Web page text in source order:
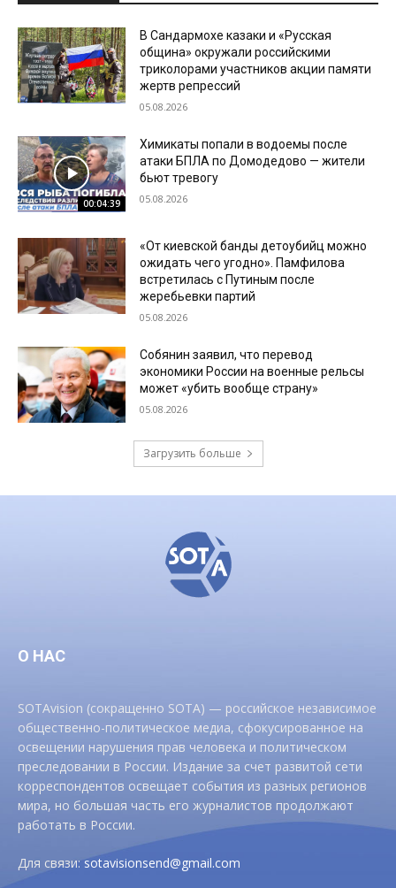
В Сандармохе казаки и «Русская
община» окружали российскими
триколорами участников акции памяти
жертв репрессий
05.08.2026
00:04:39
Химикаты попали в водоемы после
атаки БПЛА по Домодедово — жители
бьют тревогу
05.08.2026
«От киевской банды детоубийц можно
ожидать чего угодно». Памфилова
встретилась с Путиным после
жеребьевки партий
05.08.2026
Собянин заявил, что перевод
экономики России на военные рельсы
может «убить вообще страну»
05.08.2026
Загрузить больше
О НАС
SOTAvision (сокращенно SOTA) — российское независимое
общественно-политическое медиа, сфокусированное на
освещении нарушения прав человека и политическом
преследовании в России. Издание за счет развитой сети
корреспондентов освещает события из разных регионов
мира, но большая часть его журналистов продолжают
работать в России.
Для связи:sotavisionsend@gmail.com